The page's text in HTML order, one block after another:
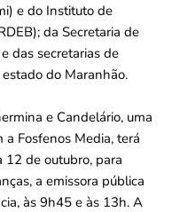
e do Instituto de
da Secretaria de
das secretarias de
do Maranhão.
e Candelário, uma
a Fosfenos Media, terá
12 de outubro, para
a emissora pública
às 9h45 e às 13h. A